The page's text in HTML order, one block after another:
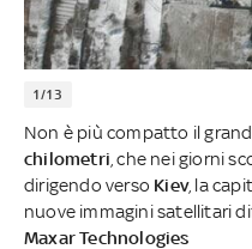
1/13
Non è più compatto il
chilometri , che nei giorni
dirigendo verso Kiev, la
nuove immagini satellitari
Maxar Technologies